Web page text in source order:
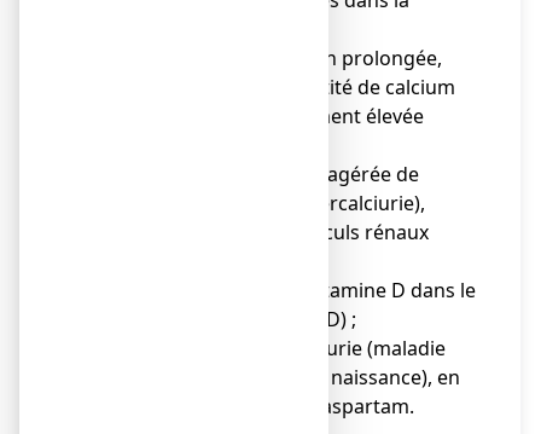
● en cas d’immobilisation prolongée,
● si vous avez une quantité de calcium
dans le sang anormalement élevée
● en cas d’élimination exagérée de
calcium par l'urine (hypercalciurie),
● si vous souffrez de calculs rénaux
● si vous avez trop de vitamine D dans le
corps (hypervitaminose D) ;
● en cas de phénylcétonurie (maladie
héréditaire dépistée à la naissance), en
raison de la présence d'aspartam.